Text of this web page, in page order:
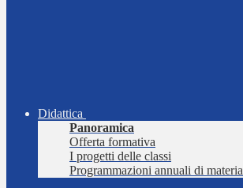
Didattica
Panoramica
Offerta formativa
I progetti delle classi
Programmazioni annuali di materia